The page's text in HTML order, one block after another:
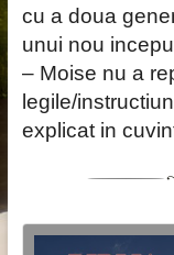
cu a doua
unui nou
– Moise nu a
legile/
explicat in